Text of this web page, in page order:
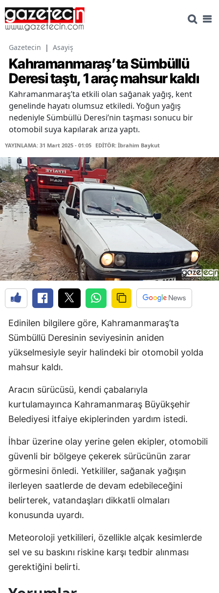
Gazetecin | Asayiş
Kahramanmaraş’ta Sümbüllü
Deresi taştı, 1 araç mahsur kaldı
Kahramanmaraş’ta etkili olan sağanak yağış, kent
genelinde hayatı olumsuz etkiledi. Yoğun yağış
nedeniyle Sümbüllü Deresi’nin taşması sonucu bir
otomobil suya kapılarak arıza yaptı.
YAYINLAMA: 31 Mart 2025 - 01:05 EDİTÖR: İbrahim Baykut
Edinilen bilgilere göre, Kahramanmaraş’ta
Sümbüllü Deresinin seviyesinin aniden
yükselmesiyle seyir halindeki bir otomobil yolda
mahsur kaldı.
Aracın sürücüsü, kendi çabalarıyla
kurtulamayınca Kahramanmaraş Büyükşehir
Belediyesi itfaiye ekiplerinden yardım istedi.
İhbar üzerine olay yerine gelen ekipler, otomobili
güvenli bir bölgeye çekerek sürücünün zarar
görmesini önledi. Yetkililer, sağanak yağışın
ilerleyen saatlerde de devam edebileceğini
belirterek, vatandaşları dikkatli olmaları
konusunda uyardı.
Meteoroloji yetkilileri, özellikle alçak kesimlerde
sel ve su baskını riskine karşı tedbir alınması
gerektiğini belirti.